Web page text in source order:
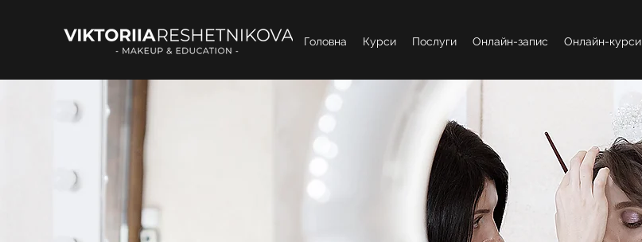
Головна Курси Послуги Онлайн-запис Онлайн-курси